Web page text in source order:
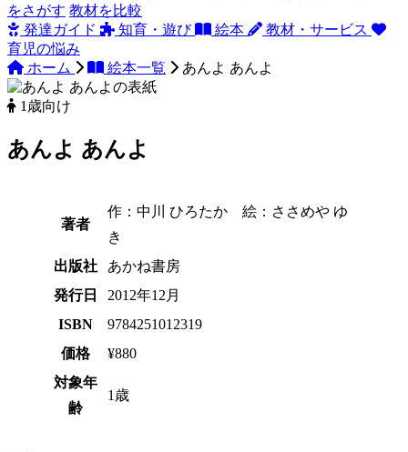
をさがす 教材を比較
発達ガイド
知育・遊び 絵本
教材・サービス
育児の悩み
ホーム
絵本一覧 あんよ あんよ
1歳向け
あんよ あんよ
著者
作：中川 ひろたか 絵：ささめや ゆ
き
出版社
あかね書房
発行日
2012年12月
ISBN
9784251012319
価格
¥880
対象年
齢
1歳